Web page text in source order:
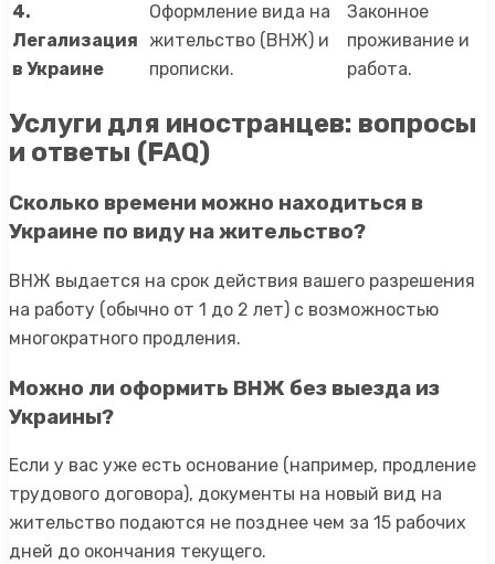
4.
Легализация
в Украине
Оформление вида на
жительство (ВНЖ) и
прописки.
Законное
проживание и
работа.
Услуги для иностранцев: вопросы
и ответы (FAQ)
Сколько времени можно находиться в
Украине по виду на жительство?
ВНЖ выдается на срок действия вашего разрешения
на работу (обычно от 1 до 2 лет) с возможностью
многократного продления.
Можно ли оформить ВНЖ без выезда из
Украины?
Если у вас уже есть основание (например, продление
трудового договора), документы на новый вид на
жительство подаются не позднее чем за 15 рабочих
дней до окончания текущего.